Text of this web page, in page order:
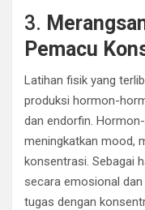
3.
Pemacu
Latihan fisik yang
produksi hormon-
dan endorfin.
meningkatkan mood,
konsentrasi. Sebagai
secara emosional
tugas dengan